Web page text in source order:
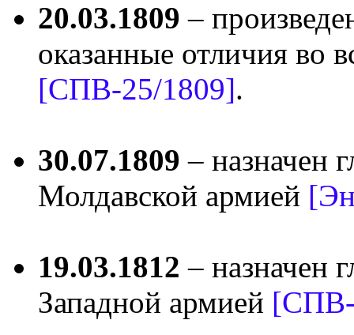
20.03.1809 –
оказанные отличия
[СПВ-25/1809].
30.07.1809 – назначен
Молдавской армией
19.03.1812 – назначен
Западной армией [СПВ-